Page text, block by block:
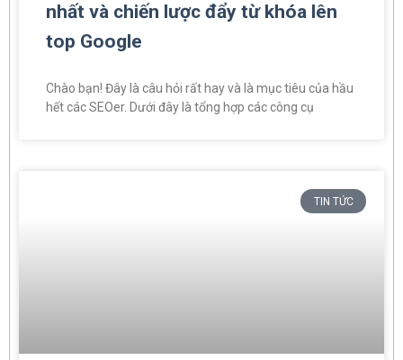
nhất và chiến lược đẩy từ khóa lên
top Google
Chào bạn! Đây là câu hỏi rất hay và là mục tiêu của hầu
hết các SEOer. Dưới đây là tổng hợp các công cụ
TIN TỨC